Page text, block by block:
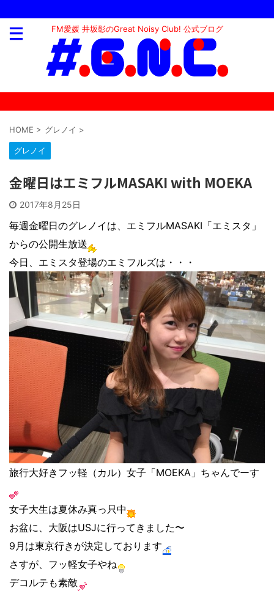
FM愛媛 井坂彰のGreat Noisy Club! 公式ブログ
HOME > グレノイ >
グレノイ
金曜日はエミフルMASAKI with MOEKA
2017年8月25日
毎週金曜日のグレノイは、エミフルMASAKI「エミスタ」
からの公開生放送
今日、エミスタ登場のエミフルズは・・・
旅行大好きフッ軽（カル）女子「MOEKA」ちゃんでーす
女子大生は夏休み真っ只中
お盆に、大阪はUSJに行ってきました〜
9月は東京行きが決定しております
さすが、フッ軽女子やね
デコルテも素敵